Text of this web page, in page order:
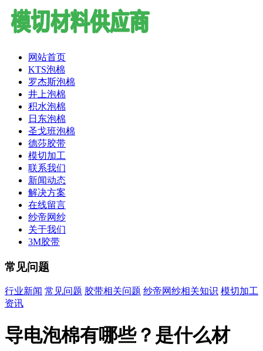
网站首页
KTS泡棉
罗杰斯泡棉
井上泡棉
积水泡棉
日东泡棉
圣戈班泡棉
德莎胶带
模切加工
联系我们
新闻动态
解决方案
在线留言
纱帝网纱
关于我们
3M胶带
常见问题
行业新闻 常见问题 胶带相关问题 纱帝网纱相关知识 模切加工
资讯
导电泡棉有哪些？是什么材